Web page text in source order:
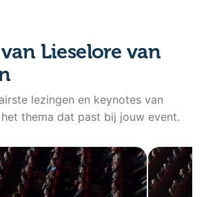
Lieselore van
lezingen en keynotes van
thema dat past bij jouw event.